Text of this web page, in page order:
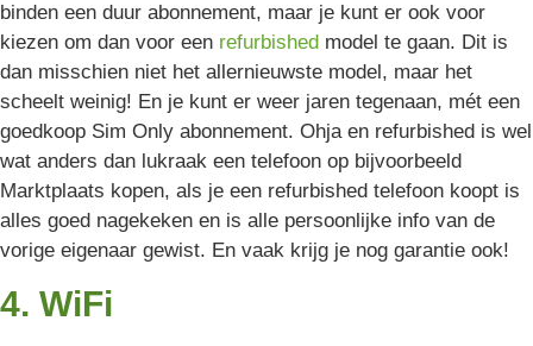
binden een duur abonnement, maar je kunt er ook voor
kiezen om dan voor een refurbished model te gaan. Dit is
dan misschien niet het allernieuwste model, maar het
scheelt weinig! En je kunt er weer jaren tegenaan, mét een
goedkoop Sim Only abonnement. Ohja en refurbished is wel
wat anders dan lukraak een telefoon op bijvoorbeeld
Marktplaats kopen, als je een refurbished telefoon koopt is
alles goed nagekeken en is alle persoonlijke info van de
vorige eigenaar gewist. En vaak krijg je nog garantie ook!
4. WiFi